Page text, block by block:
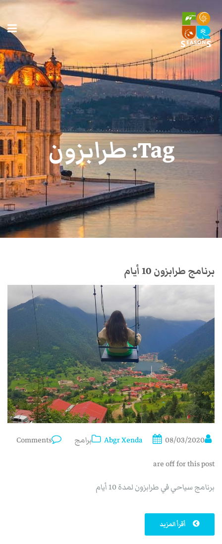
Tag: طرابزون
برنامج طرابزون 10 أيام
Abgr Xenda 08/03/2020 برامج
Comments
are off for this post
برنامج سياحي في طرابزون لمدة 10 أيام
أقرأ المزيد